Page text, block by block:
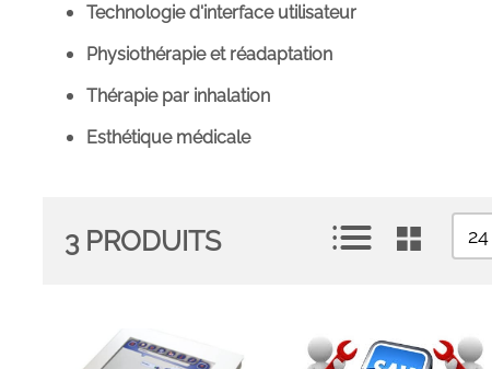
Technologie d'interface utilisateur
Physiothérapie et réadaptation
Thérapie par inhalation
Esthétique médicale
3PRODUITS